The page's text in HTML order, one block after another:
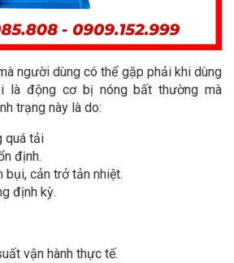
người dùng có thể gặp phải khi dùng
là động cơ bị nóng bất thường mà
trạng này là do:
quá tải
định.
cản trở tản nhiệt.
định kỳ.
vận hành thực tế.